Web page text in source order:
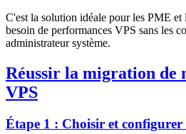
C'est la solution idéale pour les PME et
besoin de performances VPS sans les
administrateur système.
Réussir la migration de
VPS
Étape 1 : Choisir et configurer